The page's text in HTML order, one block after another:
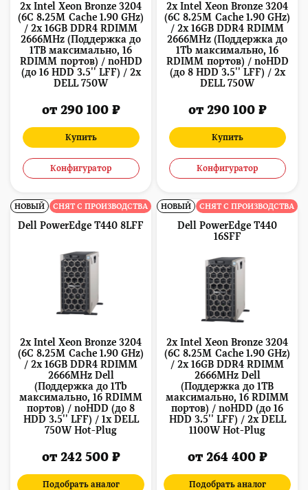
2x Intel Xeon Bronze 3204
(6C 8.25M Cache 1.90 GHz)
/ 2x 16GB DDR4 RDIMM
2666MHz (Поддержка до
1TB максимально, 16
RDIMM портов) / noHDD
(до 16 HDD 3.5'' LFF) / 2x
DELL 750W
от 290 100 ₽
Купить
Конфигуратор
2x Intel Xeon Bronze 3204
(6C 8.25M Cache 1.90 GHz)
/ 2x 16GB DDR4 RDIMM
2666MHz (Поддержка до
1Tb максимально, 16
RDIMM портов) / noHDD
(до 8 HDD 3.5'' LFF) / 2x
DELL 750W
от 290 100 ₽
Купить
Конфигуратор
Dell PowerEdge T440 8LFF
2x Intel Xeon Bronze 3204
(6C 8.25M Cache 1.90 GHz)
/ 2x 16GB DDR4 RDIMM
2666MHz Dell
(Поддержка до 1Tb
максимально, 16 RDIMM
портов) / noHDD (до 8
HDD 3.5'' LFF) / 1x DELL
750W Hot-Plug
от 242 500 ₽
Подобрать аналог
НОВЫЙ СНЯТ С ПРОИЗВОДСТВА
Dell PowerEdge T440
16SFF
2x Intel Xeon Bronze 3204
(6C 8.25M Cache 1.90 GHz)
/ 2x 16GB DDR4 RDIMM
2666MHz Dell
(Поддержка до 1TB
максимально, 16 RDIMM
портов) / noHDD (до 16
HDD 3.5'' LFF) / 2x DELL
1100W Hot-Plug
от 264 400 ₽
Подобрать аналог
НОВЫЙ СНЯТ С ПРОИЗВОДСТВА